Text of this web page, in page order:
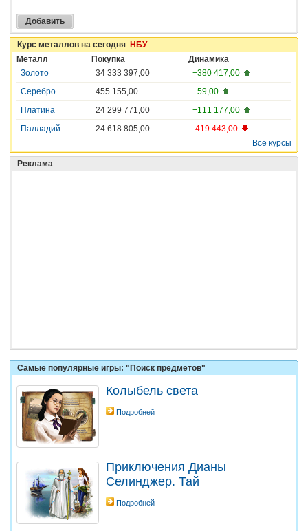
Курс металлов на сегодня НБУ
Металл
Покупка
Динамика
Золото
34 333 397,00
+380 417,00
Серебро
455 155,00
+59,00
Платина
24 299 771,00
+111 177,00
Палладий
24 618 805,00
-419 443,00
Все курсы
Реклама
Самые популярные игры: "Поиск предметов"
Колыбель света
Подробней
Приключения Дианы
Селинджер. Тай
Подробней